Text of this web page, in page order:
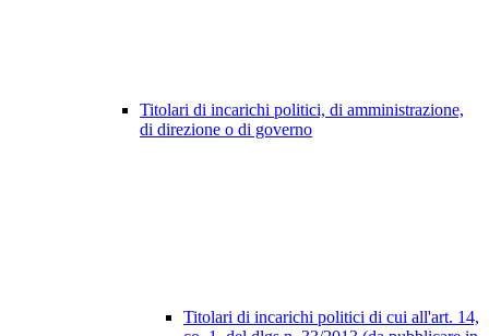
Titolari di incarichi politici, di amministrazione,
di direzione o di governo
Titolari di incarichi politici di cui all'art. 14,